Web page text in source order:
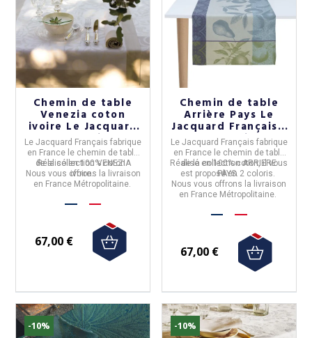
Chemin de table
Venezia coton
ivoire Le Jacquard
Français
Le Jacquard Françaisfabrique
en France le chemin de table
de la collectionVENEZIA
ivoire.
Réalisé en 100% coton.
Nous vous offrons la livraison
en France Métropolitaine.
67,00 €
Chemin de table
Arrière Pays Le
Jacquard Français -
2 coloris
Le Jacquard Français fabrique
en France lechemin de table
de la collectionARRIERE
PAYS.
Réalisé en 100% coton, il vous
est proposé en 2 coloris.
Nous vous offrons la livraison
en France Métropolitaine.
67,00 €
-10% -10%